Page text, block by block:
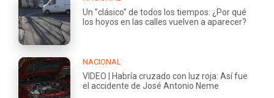
Un "clásico" de todos los tiempos: ¿Por qué
los hoyos en las calles vuelven a aparecer?
NACIONAL
VIDEO | Habría cruzado con luz roja: Así fue
el accidente de José Antonio Neme